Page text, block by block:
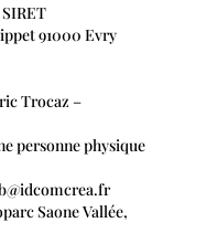
91000 Evry
Trocaz –
personne physique
Saone Vallée,